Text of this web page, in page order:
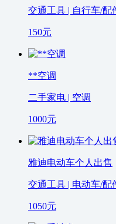
交通工具 | 自行车/配
150元
**空调
二手家电 | 空调
1000元
雅迪电动车个人出售
交通工具 | 电动车/配
1050元